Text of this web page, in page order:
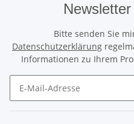
Bitte senden Sie
Datenschutzerklärung
Informationen zu Ihrem